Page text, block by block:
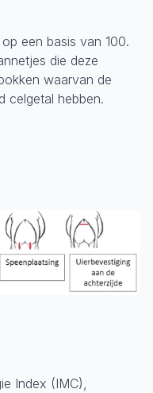
een basis van 100.
die deze
waarvan de
celgetal hebben.
Index (IMC),